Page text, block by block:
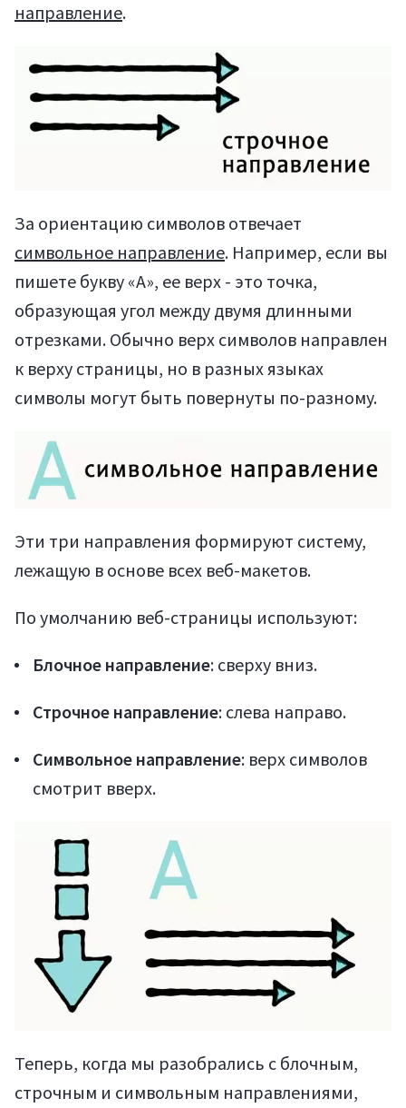
направление.
За ориентацию символов отвечает
символьное направление. Например, если вы
пишете букву «А», ее верх - это точка,
образующая угол между двумя длинными
отрезками. Обычно верх символов направлен
к верху страницы, но в разных языках
символы могут быть повернуты по-разному.
Эти три направления формируют систему,
лежащую в основе всех веб-макетов.
По умолчанию веб-страницы используют:
Блочное направление: сверху вниз.
Строчное направление: слева направо.
Символьное направление: верх символов
смотрит вверх.
Теперь, когда мы разобрались с блочным,
строчным и символьным направлениями,